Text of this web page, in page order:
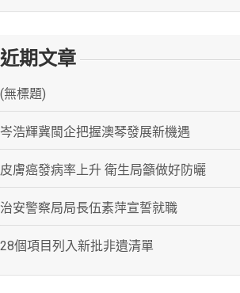
近期文章
(無標題)
岑浩輝冀閩企把握澳琴發展新機遇
皮膚癌發病率上升 衛生局籲做好防曬
治安警察局局長伍素萍宣誓就職
28個項目列入新批非遺清單